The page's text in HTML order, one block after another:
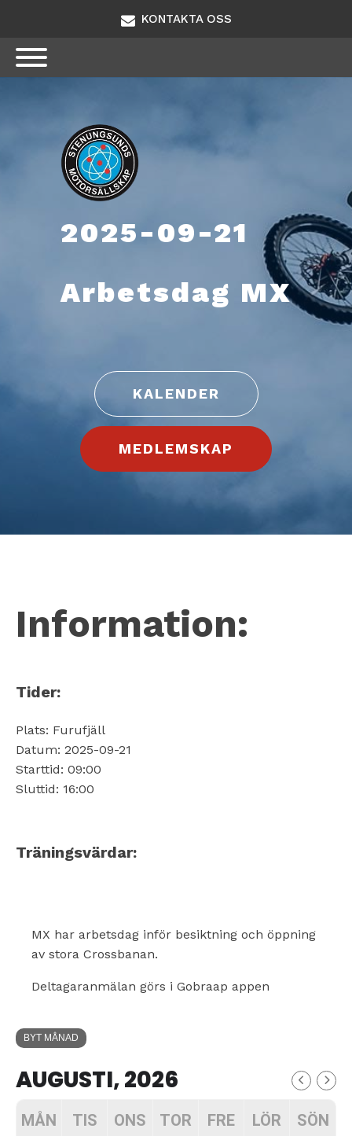
KONTAKTA OSS
2025-09-21
Arbetsdag MX
KALENDER
MEDLEMSKAP
Information:
Tider:
Plats: Furufjäll
Datum: 2025-09-21
Starttid: 09:00
Sluttid: 16:00
Träningsvärdar:
MX har arbetsdag inför besiktning och öppning
av stora Crossbanan.
Deltagaranmälan görs i Gobraap appen
BYT MÅNAD
AUGUSTI, 2026
MÅN TIS ONS TOR FRE LÖR SÖN